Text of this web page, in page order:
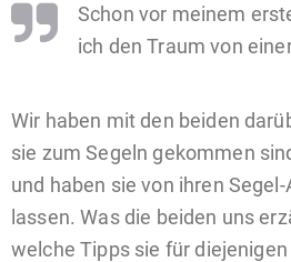
Schon vor meinem
ich den Traum von
Wir haben mit den beiden
sie zum Segeln gekommen
und haben sie von ihren
lassen. Was die beiden uns
welche Tipps sie für